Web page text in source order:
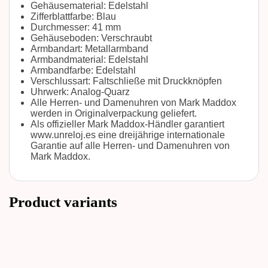
Gehäusematerial: Edelstahl
Zifferblattfarbe: Blau
Durchmesser: 41 mm
Gehäuseboden: Verschraubt
Armbandart: Metallarmband
Armbandmaterial: Edelstahl
Armbandfarbe: Edelstahl
Verschlussart: Faltschließe mit Druckknöpfen
Uhrwerk: Analog-Quarz
Alle Herren- und Damenuhren von Mark Maddox
werden in Originalverpackung geliefert.
Als offizieller Mark Maddox-Händler garantiert
www.unreloj.es eine dreijährige internationale
Garantie auf alle Herren- und Damenuhren von
Mark Maddox.
Product variants